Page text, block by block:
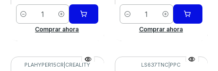
Cantidad
Comprar ahora
Cantidad
Comprar ahora
PLAHYPER15CR CREALITY LS637TNC PPC